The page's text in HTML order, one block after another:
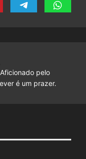
pelo
é um prazer.